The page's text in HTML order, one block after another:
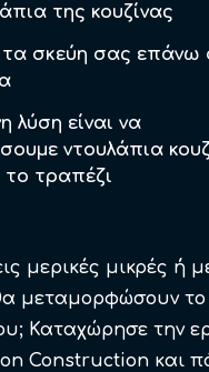
της κουζίνας
τα σκεύη σας επάνω
λύση είναι να
ντουλάπια
τραπέζι
μερικές μικρές ή
μεταμορφώσουν
Καταχώρησε την
Construction και